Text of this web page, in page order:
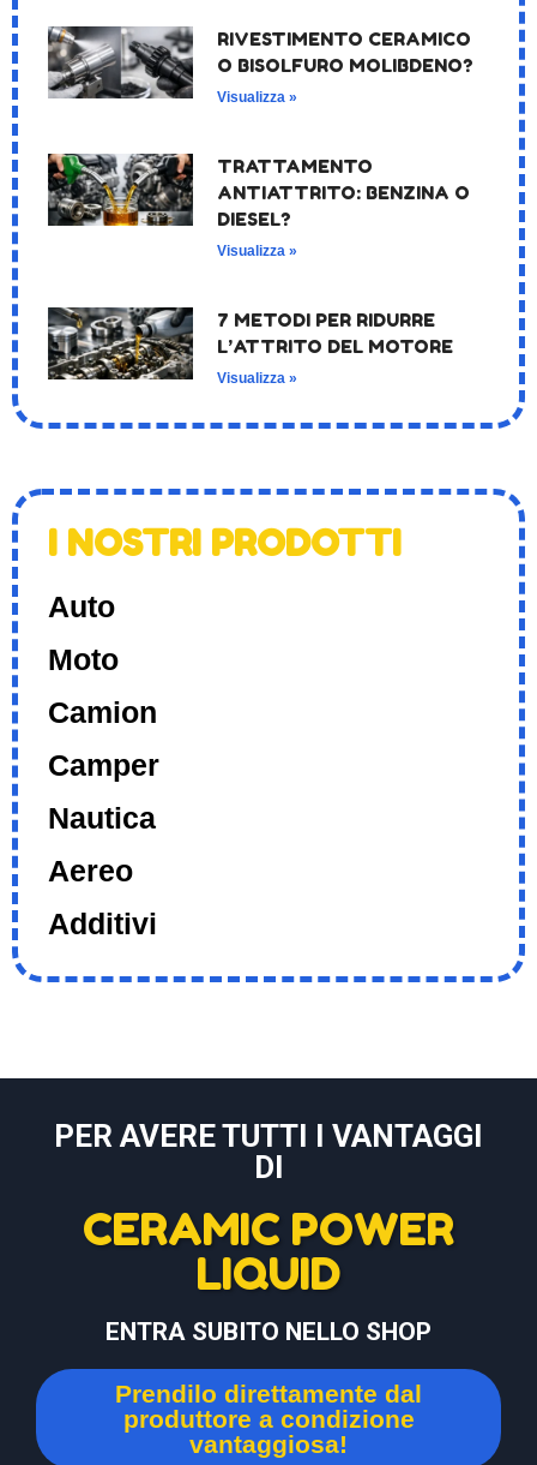
RIVESTIMENTO CERAMICO
O BISOLFURO MOLIBDENO?
Visualizza »
TRATTAMENTO
ANTIATTRITO: BENZINA O
DIESEL?
Visualizza »
7 METODI PER RIDURRE
L’ATTRITO DEL MOTORE
Visualizza »
I NOSTRI PRODOTTI
Auto
Moto
Camion
Camper
Nautica
Aereo
Additivi
PER AVERE TUTTI I VANTAGGI
DI
CERAMIC POWER
LIQUID
ENTRA SUBITO NELLO SHOP
Prendilo direttamente dal
produttore a condizione
vantaggiosa!